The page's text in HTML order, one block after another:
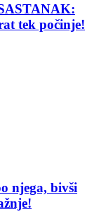
tek počinje!
njega, bivši